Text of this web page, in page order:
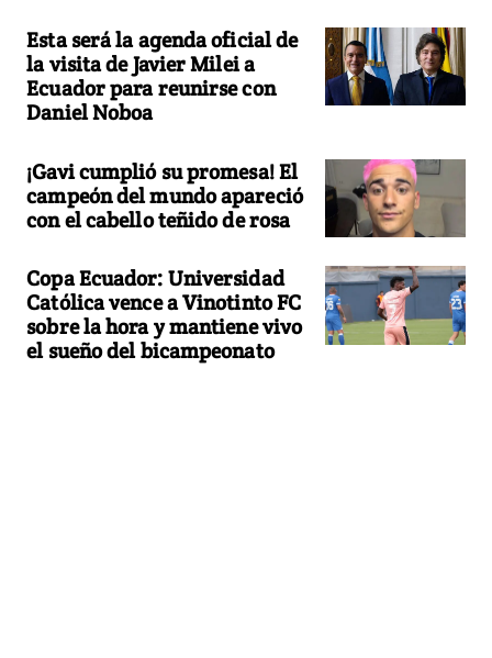
Esta será la agenda oficial de
la visita de Javier Milei a
Ecuador para reunirse con
Daniel Noboa
¡Gavi cumplió su promesa! El
campeón del mundo apareció
con el cabello teñido de rosa
Copa Ecuador: Universidad
Católica vence a Vinotinto FC
sobre la hora y mantiene vivo
el sueño del bicampeonato